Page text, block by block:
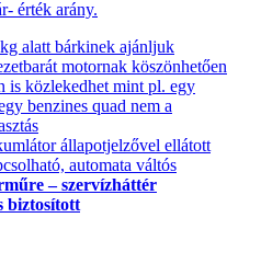
érték arány.
alatt bárkinek ajánljuk
motornak köszönhetően
is közlekedhet mint pl. egy
benzines quad nem a
állapotjelzővel ellátott
automata váltós
– szervízháttér
biztosított